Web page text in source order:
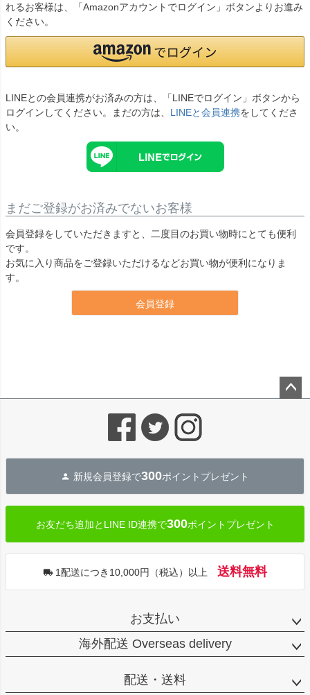
れるお客様は、「Amazonアカウントでログイン」ボタンよりお進み
ください。
LINEとの会員連携がお済みの方は、「LINEでログイン」ボタンから
ログインしてください。まだの方は、 LINEと会員連携をしてくださ
い。
まだご登録がお済みでないお客様
会員登録をしていただきますと、二度目のお買い物時にとても便利
です。
お気に入り商品をご登録いただけるなどお買い物が便利になりま
す。
会員登録
新規会員登録で300ポイントプレゼント
お友だち追加とLINE ID連携で300ポイントプレゼント
1配送につき10,000円（税込）以上 送料無料
お支払い
海外配送 Overseas delivery
配送・送料